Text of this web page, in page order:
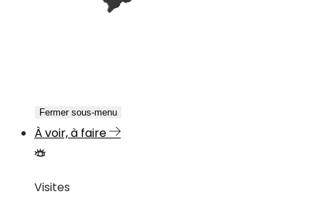
Fermer sous-menu
À voir, à faire
Visites